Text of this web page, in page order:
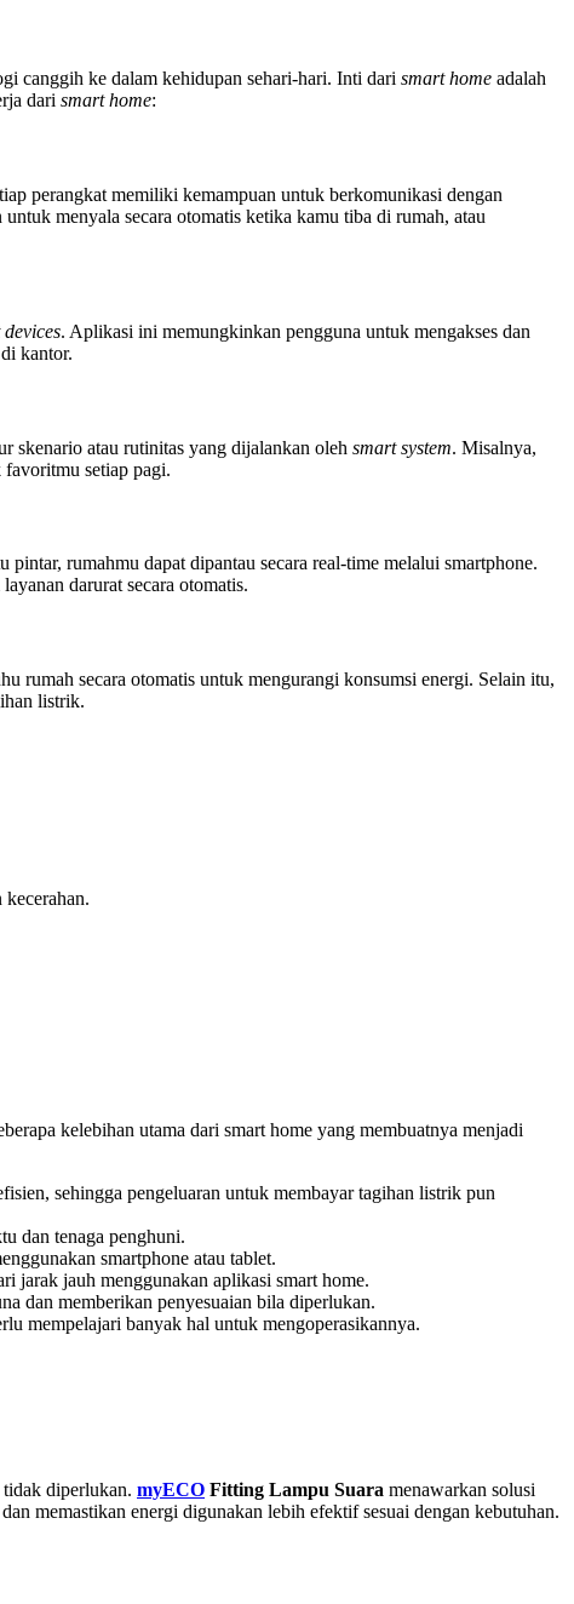
canggih ke dalam kehidupan sehari-hari. Inti dari smart home adalah
dari smart home:
perangkat memiliki kemampuan untuk berkomunikasi dengan
menyala secara otomatis ketika kamu tiba di rumah, atau
. Aplikasi ini memungkinkan pengguna untuk mengakses dan
kantor.
skenario atau rutinitas yang dijalankan oleh smart system. Misalnya,
favoritmu setiap pagi.
rumahmu dapat dipantau secara real-time melalui smartphone.
darurat secara otomatis.
rumah secara otomatis untuk mengurangi konsumsi energi. Selain itu,
listrik.
kelebihan utama dari smart home yang membuatnya menjadi
sehingga pengeluaran untuk membayar tagihan listrik pun
dan tenaga penghuni.
smartphone atau tablet.
jarak jauh menggunakan aplikasi smart home.
dan memberikan penyesuaian bila diperlukan.
mempelajari banyak hal untuk mengoperasikannya.
tidak diperlukan. myECO Fitting Lampu Suara menawarkan solusi
memastikan energi digunakan lebih efektif sesuai dengan kebutuhan.